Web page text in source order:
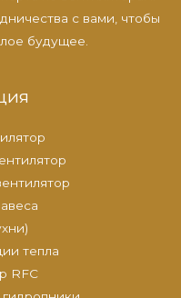
с вами, чтобы
будущее.
тепла
RFC